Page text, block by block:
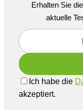
Erhalten Sie
aktuelle
Ich habe die
akzeptiert.